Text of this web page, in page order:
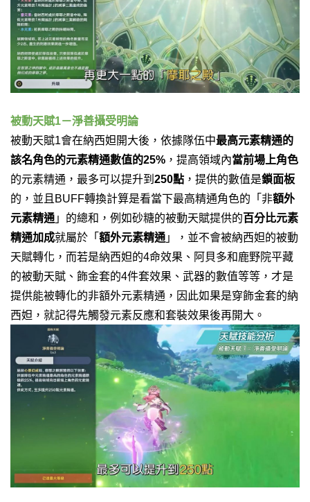
被動天賦1－淨善攝受明論
被動天賦1會在納西妲開大後，依據隊伍中最高元素精通的
該名角色的元素精通數值的25% ，提高領域內當前場上角色
的元素精通，最多可以提升到 250點 ，提供的數值是鎖面板
的，並且BUFF轉換計算是看當下最高精通角色的「 非額外
元素精通 」的總和，例如砂糖的被動天賦提供的百分比元素
精通加成就屬於「 額外元素精通 」，並不會被納西妲的被動
天賦轉化，而若是納西妲的4命效果、阿貝多和鹿野院平藏
的被動天賦、飾金套的4件套效果、武器的數值等等，才是
提供能被轉化的非額外元素精通，因此如果是穿飾金套的納
西妲，就記得先觸發元素反應和套裝效果後再開大。